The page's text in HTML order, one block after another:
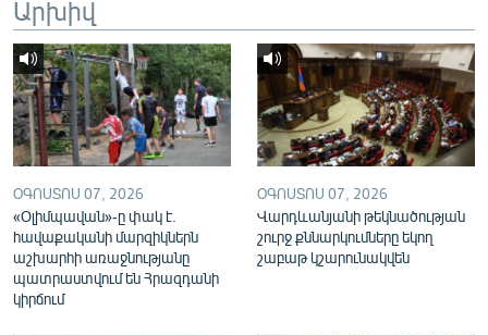
English
Русский
ՀԵՏԵՎԵՔ ՄԵԶ
«Ազատության» բոլոր կայքերը
Արխիվ
ՕԳՈՍՏՈՍ 07, 2026
«Օլիմպավան»-ը փակ է.
հավաքականի մարզիկներն
աշխարհի առաջնությանը
պատրաստվում են Հրազդանի
կիրճում
ՕԳՈՍՏՈՍ 07, 2026
Վարդևանյանի թեկնածության
շուրջ քննարկումները եկող
շաբաթ կշարունակվեն